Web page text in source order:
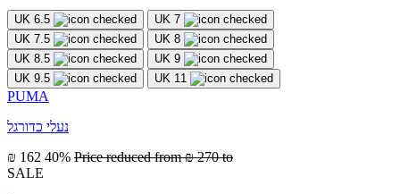
UK 6.5
UK 7
UK 7.5
UK 8
UK 8.5
UK 9
UK 9.5
UK 11
PUMA
נעלי כדורגל
₪ 162 40% Price reduced from₪ 270 to
SALE